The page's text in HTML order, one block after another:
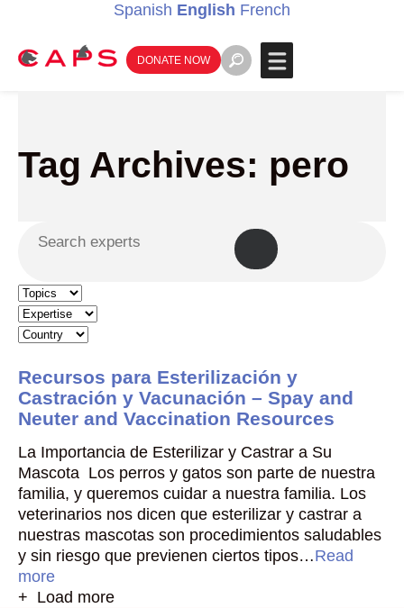
Spanish English French
DONATE NOW
Tag Archives: pero
Recursos para Esterilización y
Castración y Vacunación – Spay and
Neuter and Vaccination Resources
La Importancia de Esterilizar y Castrar a Su
Mascota Los perros y gatos son parte de nuestra
familia, y queremos cuidar a nuestra familia. Los
veterinarios nos dicen que esterilizar y castrar a
nuestras mascotas son procedimientos saludables
y sin riesgo que previenen ciertos tipos…Read
more
+ Load more